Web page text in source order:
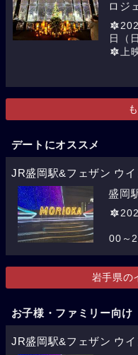
ロジ
日（
上
デートにオススメ
JR盛岡駅&フェザン ウ
盛岡
00～
岩手県の
お子様・ファミリー向け
JR盛岡駅&フェザン ウ